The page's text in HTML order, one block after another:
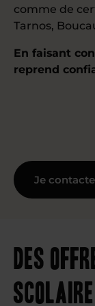
comme de
Tarnos,
En faisant
reprend
Je
Des
scolaire